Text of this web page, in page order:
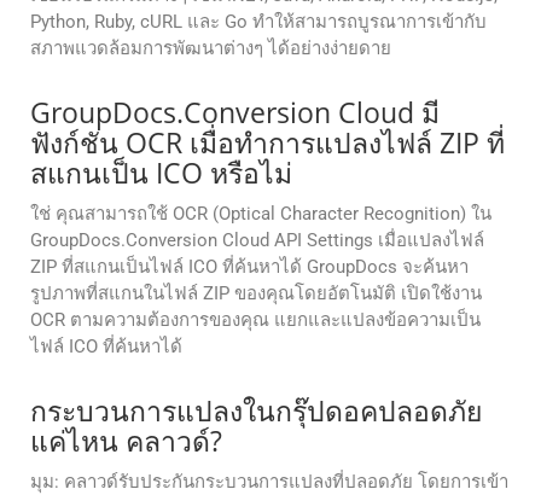
Python, Ruby, cURL และ Go ทำให้สามารถบูรณาการเข้ากับ
สภาพแวดล้อมการพัฒนาต่างๆ ได้อย่างง่ายดาย
GroupDocs.Conversion Cloud มี
ฟังก์ชัน OCR เมื่อทำการแปลงไฟล์ ZIP ที่
สแกนเป็น ICO หรือไม่
ใช่ คุณสามารถใช้ OCR (Optical Character Recognition) ใน
GroupDocs.Conversion Cloud API Settings เมื่อแปลงไฟล์
ZIP ที่สแกนเป็นไฟล์ ICO ที่ค้นหาได้ GroupDocs จะค้นหา
รูปภาพที่สแกนในไฟล์ ZIP ของคุณโดยอัตโนมัติ เปิดใช้งาน
OCR ตามความต้องการของคุณ แยกและแปลงข้อความเป็น
ไฟล์ ICO ที่ค้นหาได้
กระบวนการแปลงในกรุ๊ปดอคปลอดภัย
แค่ไหน คลาวด์?
มุม: คลาวด์รับประกันกระบวนการแปลงที่ปลอดภัย โดยการเข้า